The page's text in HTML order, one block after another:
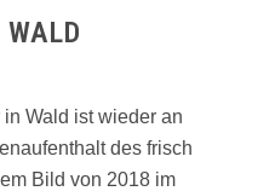
Wald ist wieder an
des frisch
Bild von 2018 im